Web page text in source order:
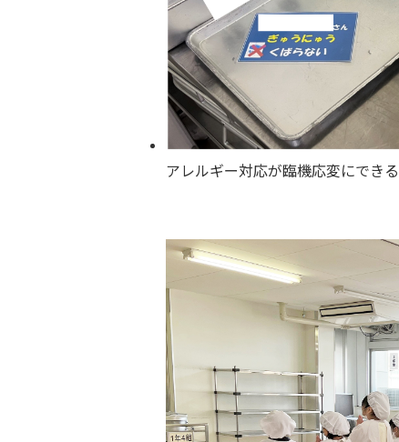
アレルギー対応が臨機応変にでき